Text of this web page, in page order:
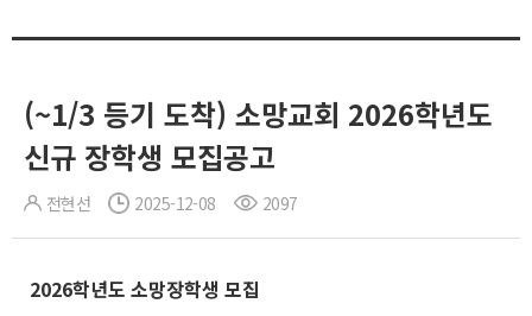
(~1/3 등기 도착) 소망교회 2026학년도
신규 장학생 모집공고
전현선 2025-12-08 2097
2026학년도 소망장학생 모집